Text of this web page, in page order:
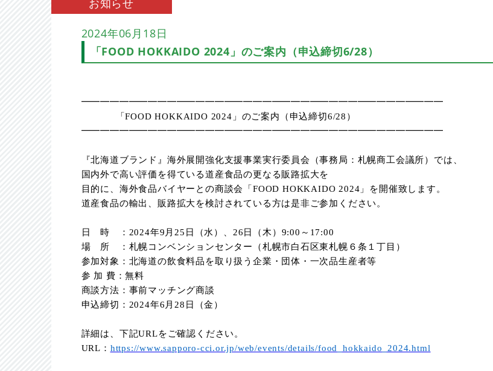
お知らせ
2024年06月18日
「FOOD HOKKAIDO 2024」のご案内（申込締切6/28）
━━━━━━━━━━━━━━━━━━━━━━━━━━━━━━━━━━━━━━
「FOOD HOKKAIDO 2024 」のご案内（申込締切6/28 ）
━━━━━━━━━━━━━━━━━━━━━━━━━━━━━━━━━━━━━━
『北海道ブランド』海外展開強化支援事業実行委員会（事務局：札幌商工会議所）では、
国内外で高い評価を得ている道産食品の更なる販路拡大を
目的に、海外食品バイヤーとの商談会「 FOOD HOKKAIDO 2024 」を開催致します。
道産食品の輸出、販路拡大を検討されている方は是非ご参加ください。
日 時 ： 2024年9 月 25 日（水）、 26 日（木） 9:00 ～ 17:00
場 所 ：札幌コンベンションセンター（札幌市白石区東札幌６条１丁目）
参加対象：北海道の飲食料品を取り扱う企業・団体・一次品生産者等
参 加 費：無料
商談方法：事前マッチング商談
申込締切： 2024年6 月 28 日（金）
詳細は、下記URLをご確認ください。
URL ： https://www.sapporo-cci.or.jp/web/events/details/food_hokkaido_2024.html